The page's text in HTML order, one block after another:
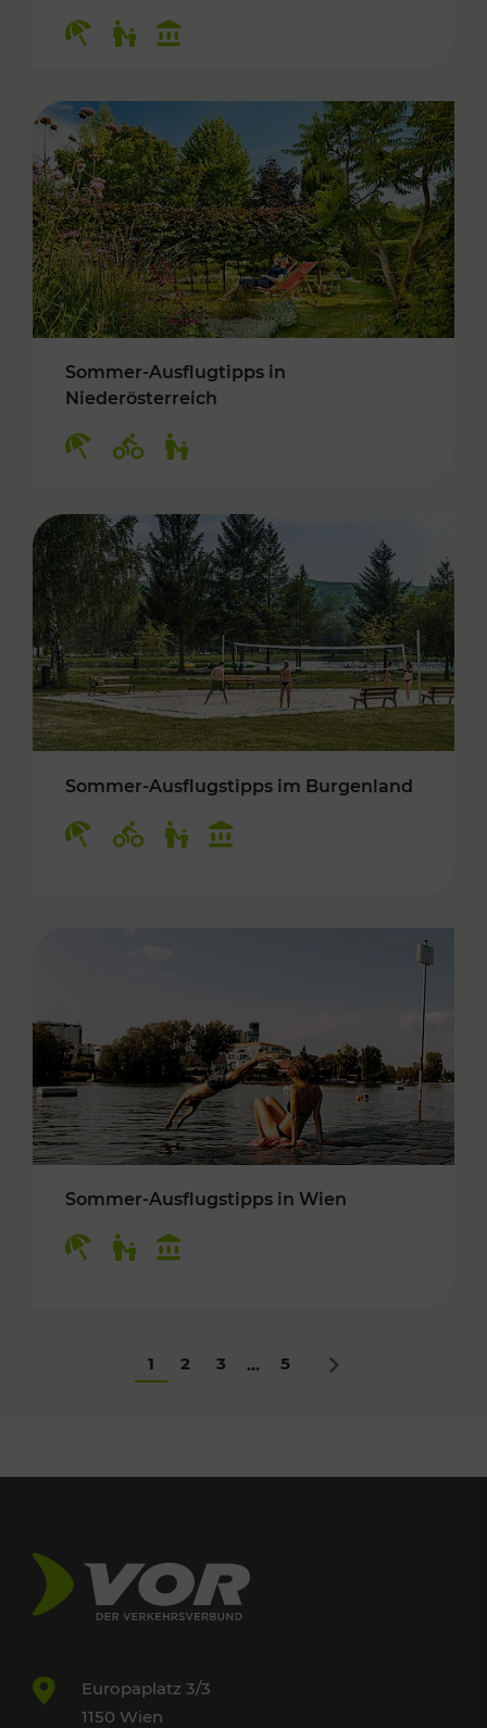
Sommer-Ausflugtipps in
Niederösterreich
Sommer-Ausflugstipps im Burgenland
Sommer-Ausflugstipps in Wien
1 2 3 ... 5 Nächstes
Europaplatz 3/3
1150 Wien